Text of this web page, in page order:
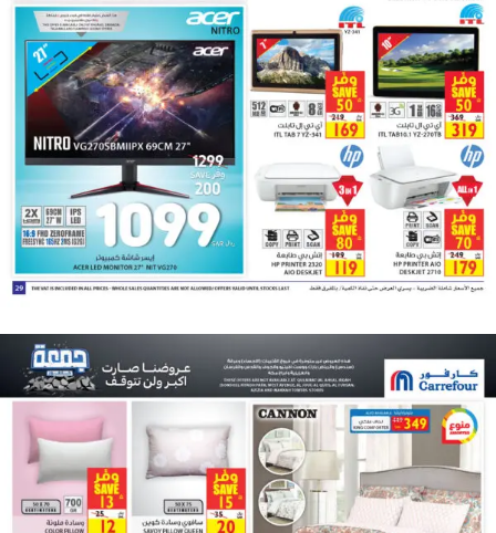
اشترك لتصلك عروض مراكز التسوقواتساب